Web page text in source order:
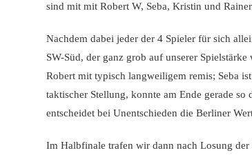
sind mit mit Robert W, Seba, Kristin und
Nachdem dabei jeder der 4 Spieler für sich
SW-Süd, der ganz grob auf unserer
Robert mit typisch langweiligem remis; Seba
taktischer Stellung, konnte am Ende gerade
entscheidet bei Unentschieden die Berliner
Im Halbfinale trafen wir dann nach Losung